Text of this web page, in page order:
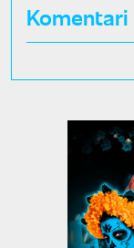
Komentari